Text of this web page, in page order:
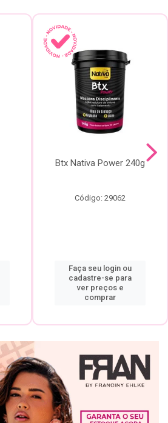
Btx Nativa Power 240g
Código: 29062
Faça seu login ou
cadastre-se para
ver preços e
comprar